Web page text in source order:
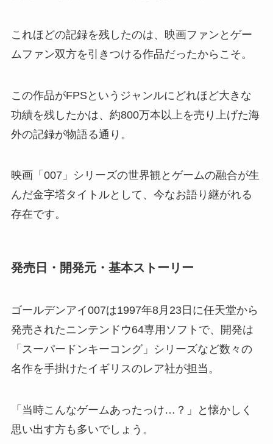
これほどの記録を残したのは、映画ファンとゲー
ムファン双方を引きつける作品だったからこそ。
この作品がFPSというジャンルにどれほど大きな
功績を残したかは、約800万本以上を売り上げた海
外の記録が物語る通り。
映画「007」シリーズの世界観とゲームの融合が生
んだ金字塔タイトルとして、今なお語り継がれる
存在です。
発売日・開発元・基本ストーリー
ゴールデンアイ007は1997年8月23日に任天堂から
発売されたニンテンドウ64専用ソフトで、開発は
「スーパードンキーコング」シリーズなど数々の
名作を手掛けたイギリスのレア社が担当。
「当時こんなゲームあったっけ…？」と懐かしく
思い出す方も多いでしょう。